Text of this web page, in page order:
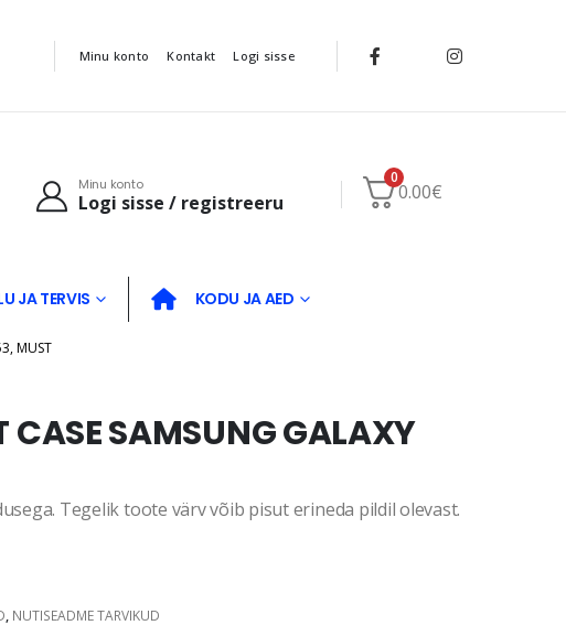
Minu konto Kontakt Logi sisse
Minu konto
Logi sisse / registreeru
0
0.00€
JA TERVIS KODU JA AED
MUST
CASE SAMSUNG GALAXY
Tegelik toote värv võib pisut erineda pildil olevast.
, NUTISEADME TARVIKUD